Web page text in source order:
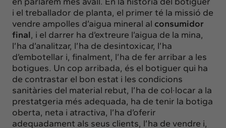
i el treballador de planta, el primer té la missió de
vendre ampolles d’aigua mineral al consumidor
final, i el darrer ha d’extreure l’aigua de la mina,
l’ha d’analitzar, l’ha de desintoxicar, l’ha
d’embotellar i, finalment, l’ha de fer arribar a les
botigues. Un cop arribada, és el botiguer qui ha
de contrastar el bon estat i les condicions
sanitàries del material rebut, l’ha de col·locar a la
prestatgeria més adequada, ha de tenir la botiga
oberta, neta i atractiva, l’ha d’oferir
adequadament als seus clients, l’ha de vendre i,